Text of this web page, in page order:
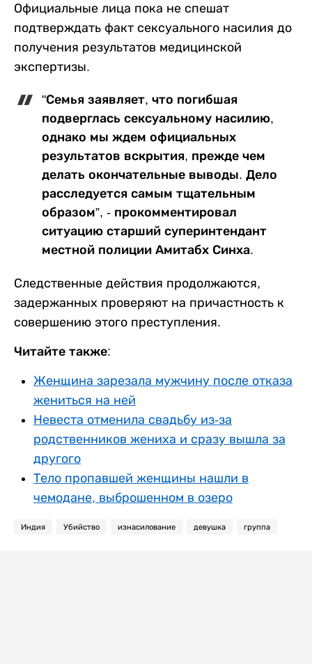
Официальные лица пока не спешат
подтверждать факт сексуального насилия до
получения результатов медицинской
экспертизы.
"Семья заявляет, что погибшая
подверглась сексуальному насилию,
однако мы ждем официальных
результатов вскрытия, прежде чем
делать окончательные выводы. Дело
расследуется самым тщательным
образом”, - прокомментировал
ситуацию старший суперинтендант
местной полиции Амитабх Синха.
Следственные действия продолжаются,
задержанных проверяют на причастность к
совершению этого преступления.
Читайте также:
Женщина зарезала мужчину после отказа
жениться на ней
Невеста отменила свадьбу из-за
родственников жениха и сразу вышла за
другого
Тело пропавшей женщины нашли в
чемодане, выброшенном в озеро
Индия Убийство изнасилование девушка группа